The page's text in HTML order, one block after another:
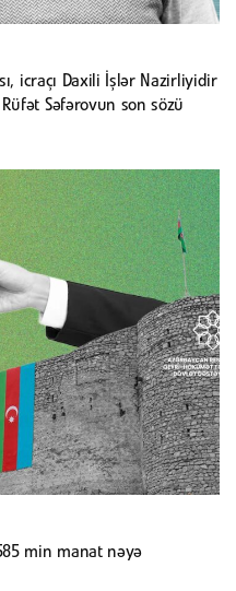
icraçı Daxili İşlər Nazirliyidir
Səfərovun son sözü
min manat nəyə